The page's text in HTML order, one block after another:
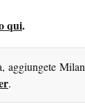
qui.
aggiungete
.